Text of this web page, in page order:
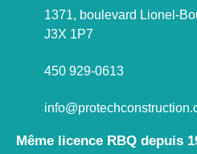
1371, boulevard Lionel-
J3X 1P7
450 929-0613
Même licence RBQ depuis